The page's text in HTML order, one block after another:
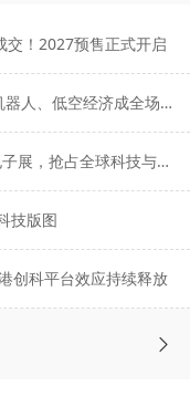
交！2027预售正式开启
2026亚洲消费电子展北京启幕，AI机器人、低空经济成全场焦点
全球科技顶流｜2027美国CES消费电子展，抢占全球科技与出海制高点
技版图
创科平台效应持续释放